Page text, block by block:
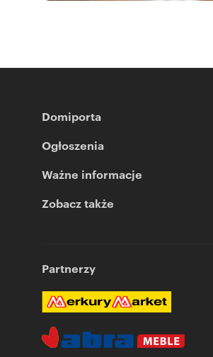
Domiporta
Ogłoszenia
Ważne informacje
Zobacz także
Partnerzy